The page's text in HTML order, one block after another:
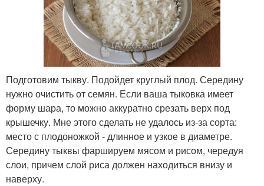
Подготовим тыкву. Подойдет круглый плод. Середину
нужно очистить от семян. Если ваша тыковка имеет
форму шара, то можно аккуратно срезать верх под
крышечку. Мне этого сделать не удалось из-за сорта:
место с плодоножкой - длинное и узкое в диаметре.
Середину тыквы фаршируем мясом и рисом, чередуя
слои, причем слой риса должен находиться внизу и
наверху.